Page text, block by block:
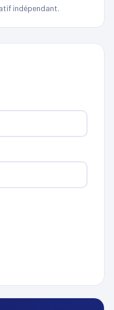
indépendant.